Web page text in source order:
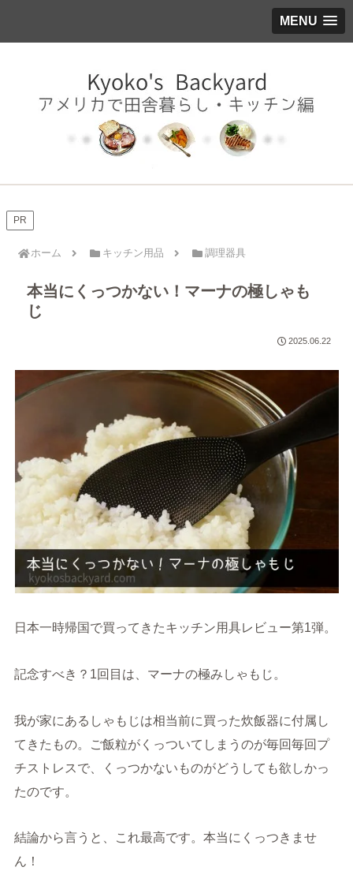
MENU
PR
ホーム キッチン用品 調理器具
本当にくっつかない！マーナの極しゃも
じ
2025.06.22
日本一時帰国で買ってきたキッチン用具レビュー第1弾。
記念すべき？1回目は、マーナの極みしゃもじ。
我が家にあるしゃもじは相当前に買った炊飯器に付属し
てきたもの。ご飯粒がくっついてしまうのが毎回毎回プ
チストレスで、くっつかないものがどうしても欲しかっ
たのです。
結論から言うと、これ最高です。本当にくっつきませ
ん！